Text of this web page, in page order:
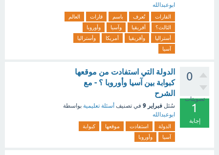
ابوعبدالله
القارات تُعرف باسم قارات
العالم
الثالث؟
أفريقيا وآسيا
وأوروبا
أستراليا
وأفريقيا أمريكا
وأستراليا
آسيا
0
تصويتات
1
إجابة
الدولة التي استفادت من موقعها
كبوابة بين آسيا وأوروبا ؟ - مع
الشرح
سُئل فبراير 9 في تصنيف أسئلة تعليمية بواسطة
ابوعبدالله
الدولة استفادت موقعها
كبوابة
آسيا
وأوروبا